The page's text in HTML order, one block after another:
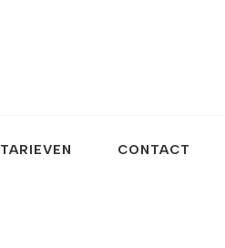
TARIEVEN CONTACT